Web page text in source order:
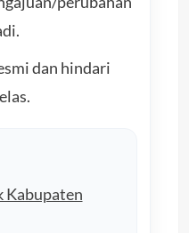
dan hindari
Kabupaten